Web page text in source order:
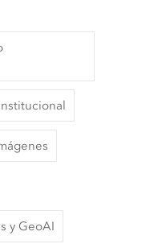
y GeoAI